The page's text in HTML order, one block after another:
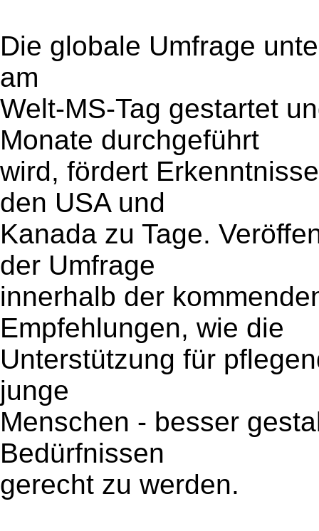
Die globale Umfrage
am
Welt-MS-Tag gestartet
Monate durchgeführt
wird, fördert
den USA und
Kanada zu Tage.
der Umfrage
innerhalb der
Empfehlungen, wie die
Unterstützung für
junge
Menschen - besser
Bedürfnissen
gerecht zu werden.